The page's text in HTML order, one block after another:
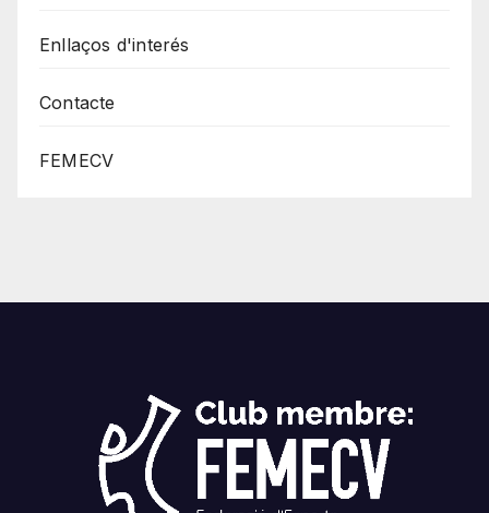
Enllaços d'interés
Contacte
FEMECV